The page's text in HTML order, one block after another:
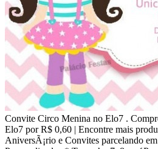
Convite Circo Menina no Elo7 .
Elo7 por R$ 0,60 | Encontre mais
AniversÃ¡rio e Convites parcelando